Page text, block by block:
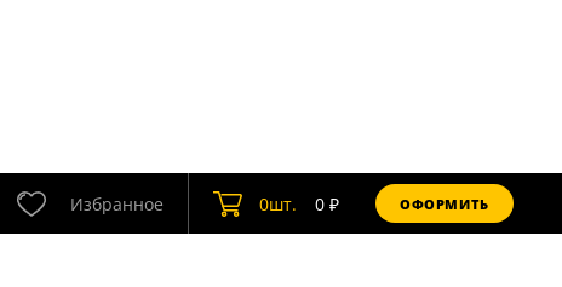
Избранное 0шт. 0₽ ОФОРМИТЬ